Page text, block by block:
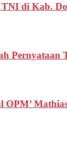
di Kab.
OPM’